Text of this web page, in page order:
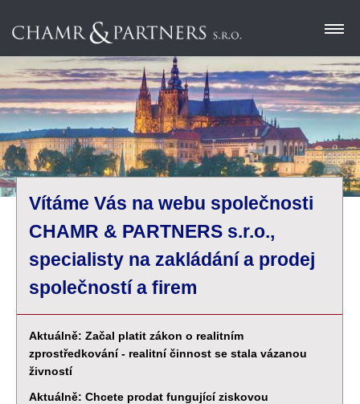
Úvod
Naše služby
Email
O nás
Kontakt
Vítáme Vás na webu společnosti
CHAMR & PARTNERS s.r.o.,
specialisty na zakládání a prodej
společností a firem
Aktuálně: Začal platit zákon o realitním
zprostředkování - realitní činnost se stala vázanou
živností
Aktuálně: Chcete prodat fungující ziskovou